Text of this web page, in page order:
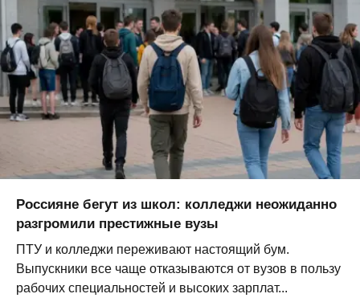
Россияне бегут из школ: колледжи неожиданно
разгромили престижные вузы
ПТУ и колледжи переживают настоящий бум.
Выпускники все чаще отказываются от вузов в пользу
рабочих специальностей и высоких зарплат...